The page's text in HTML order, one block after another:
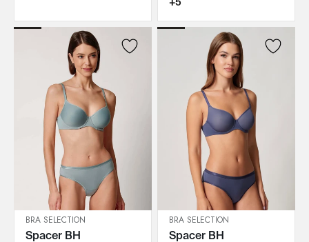
IN DEN WARENKORB
BRA SELECTION
Spacer BH
IN DEN WARENKORB
BRA SELECTION
Spacer BH